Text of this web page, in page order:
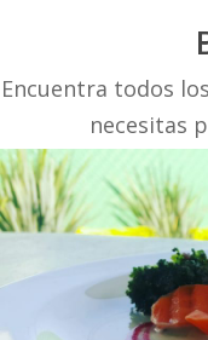
Encuentra todos
necesitas